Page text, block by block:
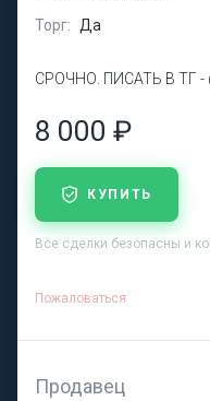
Торг:
Да
СРОЧНО. ПИСАТЬ В ТГ -
8 000 ₽
КУПИТЬ
Все сделки безопасны и
Пожаловаться
Продавец